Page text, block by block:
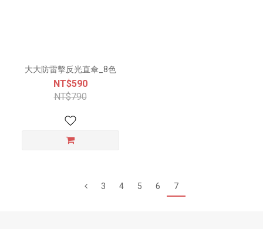
大大防雷擊反光直傘_8色
NT$590
NT$790
3 4 5 6 7